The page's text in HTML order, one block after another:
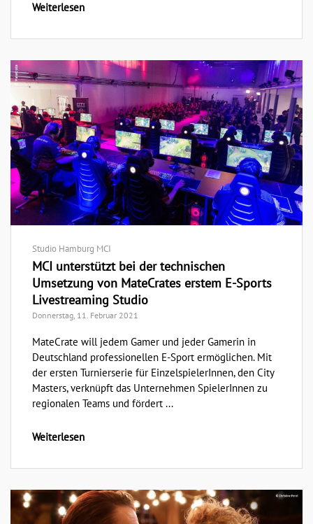
Weiterlesen
Studio Hamburg MCI
MCI unterstützt bei der technischen
Umsetzung von MateCrates erstem E-Sports
Livestreaming Studio
Donnerstag, 11. Februar 2021
MateCrate will jedem Gamer und jeder Gamerin in
Deutschland professionellen E-Sport ermöglichen. Mit
der ersten Turnierserie für EinzelspielerInnen, den City
Masters, verknüpft das Unternehmen SpielerInnen zu
regionalen Teams und fördert ...
Weiterlesen